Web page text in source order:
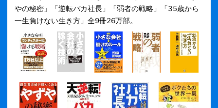
やの秘密」「逆転バカ社長」「弱者の戦略」「35歳から
一生負けない生き方」全9冊26万部。